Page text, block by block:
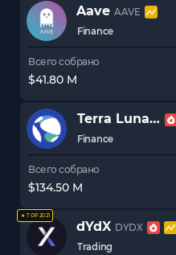
Aave AAVE
Finance
Всего собрано
$41.80 M
Terra LunaLUNA
Finance
Всего собрано
$134.50 M
★ TOP 2021
dYdX DYDX
Trading